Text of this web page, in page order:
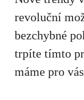
revoluční
bezchybné⁤
trpíte⁣ tímto
máme pro